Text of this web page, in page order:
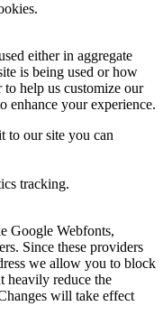
either in aggregate
is being used or how
help us customize our
enhance your experience.
to our site you can
tracking.
Google Webfonts,
Since these providers
we allow you to block
heavily reduce the
will take effect